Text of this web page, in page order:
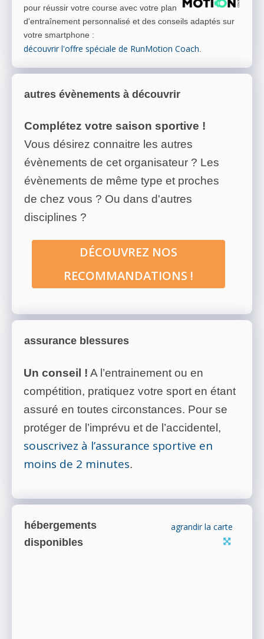
pour réussir votre course avec votre plan
d'entraînement personnalisé et des conseils adaptés sur
votre smartphone :
découvrir l'offre spéciale de RunMotion Coach
autres évènements à découvrir
Complétez votre saison sportive !
Vous désirez connaitre les autres
évènements de cet organisateur ? Les
évènements de même type et proches
de chez vous ? Ou dans d'autres
disciplines ?
DÉCOUVREZ NOS
RECOMMANDATIONS !
assurance blessures
Un conseil ! A l’entrainement ou en
compétition, pratiquez votre sport en étant
assuré en toutes circonstances. Pour se
protéger de l’imprévu et de l’accidentel,
souscrivez à l’assurance sportive en
moins de 2 minutes.
hébergements
disponibles
agrandir la carte